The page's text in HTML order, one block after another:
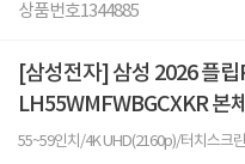
상품번호1344885
[삼성전자] 삼성 2026 플
LH55WMFWBGCXKR 본
55~59인치/4K UHD(2160p)/터치스크